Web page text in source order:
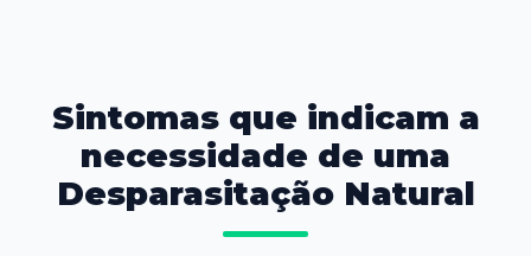
Sintomas que indicam a
necessidade de uma
Desparasitação Natural